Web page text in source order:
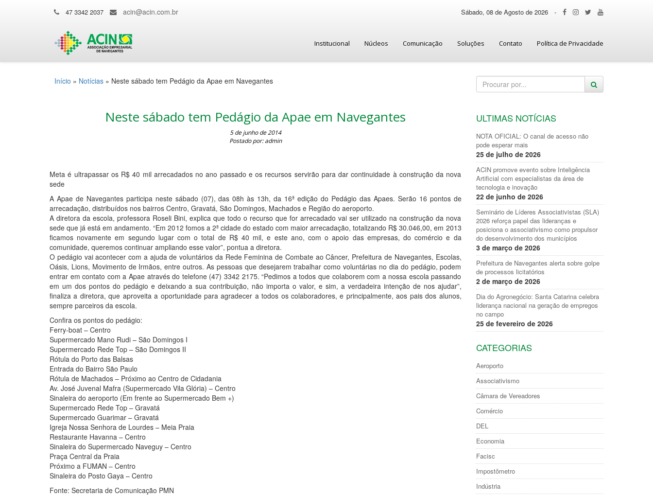
47 3342 2037 acin@acin.com.br Sábado, 08 de Agosto de 2026 -
Institucional Núcleos Comunicação Soluções Contato Política de Privacidade
Início » Notícias » Neste sábado tem Pedágio da Apae em Navegantes
Neste sábado tem Pedágio da Apae em Navegantes
5 de junho de 2014
Postado por: admin
Meta é ultrapassar os R$ 40 mil arrecadados no ano passado e os recursos servirão para dar continuidade à construção da nova
sede
A Apae de Navegantes participa neste sábado (07), das 08h às 13h, da 16ª edição do Pedágio das Apaes. Serão 16 pontos de
arrecadação, distribuídos nos bairros Centro, Gravatá, São Domingos, Machados e Região do aeroporto.
A diretora da escola, professora Roseli Bini, explica que todo o recurso que for arrecadado vai ser utilizado na construção da nova
sede que já está em andamento. “Em 2012 fomos a 2ª cidade do estado com maior arrecadação, totalizando R$ 30.046,00, em 2013
ficamos novamente em segundo lugar com o total de R$ 40 mil, e este ano, com o apoio das empresas, do comércio e da
comunidade, queremos continuar ampliando esse valor”, pontua a diretora.
O pedágio vai acontecer com a ajuda de voluntários da Rede Feminina de Combate ao Câncer, Prefeitura de Navegantes, Escolas,
Oásis, Lions, Movimento de Irmãos, entre outros. As pessoas que desejarem trabalhar como voluntárias no dia do pedágio, podem
entrar em contato com a Apae através do telefone (47) 3342 2175. “Pedimos a todos que colaborem com a nossa escola passando
em um dos pontos do pedágio e deixando a sua contribuição, não importa o valor, e sim, a verdadeira intenção de nos ajudar”,
finaliza a diretora, que aproveita a oportunidade para agradecer a todos os colaboradores, e principalmente, aos pais dos alunos,
sempre parceiros da escola.
Confira os pontos do pedágio:
Ferry-boat – Centro
Supermercado Mano Rudi – São Domingos I
Supermercado Rede Top – São Domingos II
Rótula do Porto das Balsas
Entrada do Bairro São Paulo
Rótula de Machados – Próximo ao Centro de Cidadania
Av. José Juvenal Mafra (Supermercado Vila Glória) – Centro
Sinaleira do aeroporto (Em frente ao Supermercado Bem +)
Supermercado Rede Top – Gravatá
Supermercado Guarimar – Gravatá
Igreja Nossa Senhora de Lourdes – Meia Praia
Restaurante Havanna – Centro
Sinaleira do Supermercado Naveguy – Centro
Praça Central da Praia
Próximo a FUMAN – Centro
Sinaleira do Posto Gaya – Centro
Fonte: Secretaria de Comunicação PMN
ULTIMAS NOTÍCIAS
NOTA OFICIAL: O canal de acesso não
pode esperar mais
25 de julho de 2026
ACIN promove evento sobre Inteligência
Artificial com especialistas da área de
tecnologia e inovação
22 de junho de 2026
Seminário de Líderes Associativistas (SLA)
2026 reforça papel das lideranças e
posiciona o associativismo como propulsor
do desenvolvimento dos municípios
3 de março de 2026
Prefeitura de Navegantes alerta sobre golpe
de processos licitatórios
2 de março de 2026
Dia do Agronegócio: Santa Catarina celebra
liderança nacional na geração de empregos
no campo
25 de fevereiro de 2026
CATEGORIAS
Aeroporto
Associativismo
Câmara de Vereadores
Comércio
DEL
Economia
Facisc
Impostômetro
Indústria